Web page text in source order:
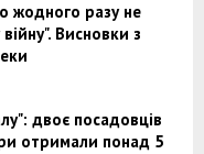
жодного разу не
Висновки з
двоє посадовців
отримали понад 5